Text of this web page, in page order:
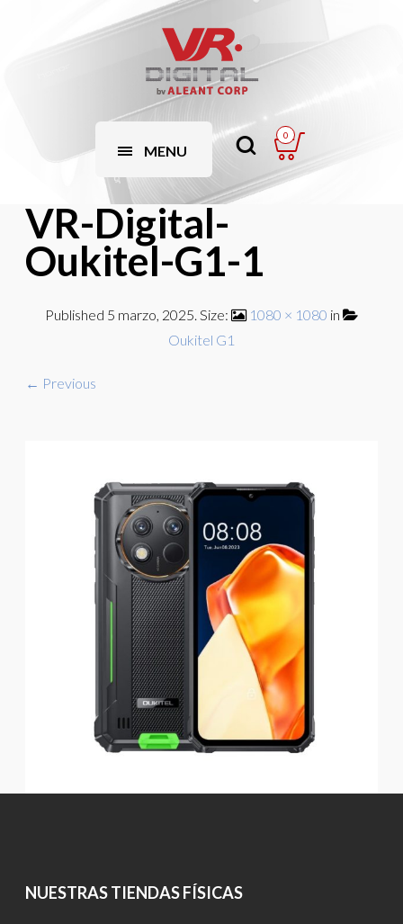
MENU
0
VR-Digital-
Oukitel-G1-1
Published 5 marzo, 2025. Size: 1080 × 1080 in
Oukitel G1
← Previous
NUESTRAS TIENDAS FÍSICAS